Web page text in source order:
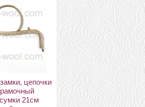
цепочки
21см
Аа пуговицы
декоративныеe цветок
ассорти 01 розовый
0 грн.